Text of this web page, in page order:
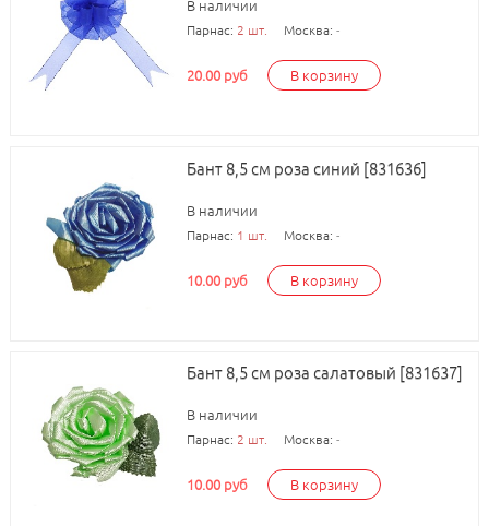
В наличии
Парнас: 2 шт. Москва: -
20.00 руб В корзину
Бант 8,5 см роза синий [831636]
В наличии
Парнас: 1 шт. Москва: -
10.00 руб В корзину
Бант 8,5 см роза салатовый [831637]
В наличии
Парнас: 2 шт. Москва: -
10.00 руб В корзину